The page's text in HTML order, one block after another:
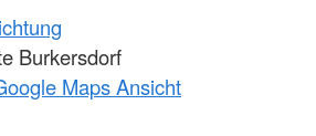
Burkersdorf
Maps Ansicht